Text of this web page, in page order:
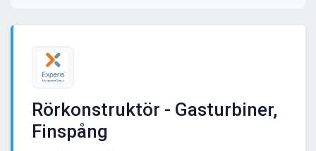
Rörkonstruktör - Gasturbiner,
Finspång